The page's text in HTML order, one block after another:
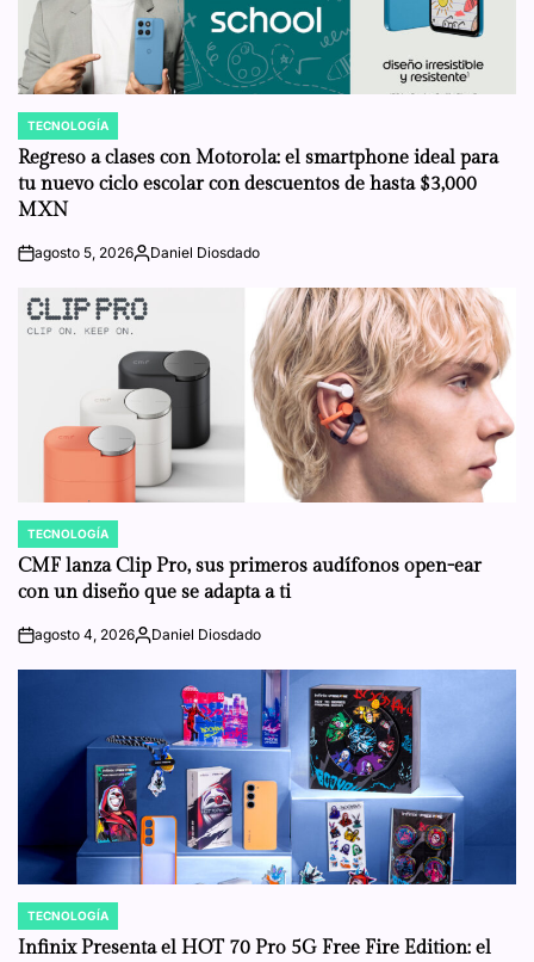
POSTED
IN
TECNOLOGÍA
Regreso a clases con Motorola: el smartphone ideal para
tu nuevo ciclo escolar con descuentos de hasta $3,000
MXN
onagosto 5, 2026Posted
Daniel Diosdado
POSTED
IN
TECNOLOGÍA
CMF lanza Clip Pro, sus primeros audífonos open-ear
con un diseño que se adapta a ti
onagosto 4, 2026Posted
Daniel Diosdado
POSTED
IN
TECNOLOGÍA
Infinix Presenta el HOT 70 Pro 5G Free Fire Edition: el